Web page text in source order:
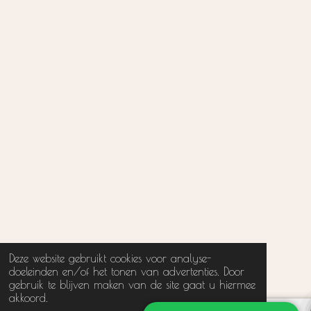
Deze website gebruikt cookies voor analyse-
doeleinden en/of het tonen van advertenties. Door
gebruik te blijven maken van de site gaat u hiermee
akkoord.